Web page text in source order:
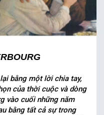
bằng một lời chia tay,
của thời cuộc và dòng
vào cuối những năm
bằng tất cả sự trong